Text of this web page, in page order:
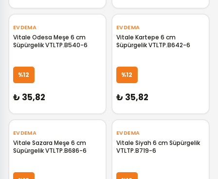
EVDEMA
Vitale Odesa Meşe 6 cm
Süpürgelik VTLTP.B540-6
%12
₺ 35,82
EVDEMA
Vitale Kartepe 6 cm
Süpürgelik VTLTP.B642-6
%12
₺ 35,82
EVDEMA
Vitale Sazara Meşe 6 cm
Süpürgelik VTLTP.B686-6
EVDEMA
Vitale Siyah 6 cm Süpürgelik
VTLTP.B719-6